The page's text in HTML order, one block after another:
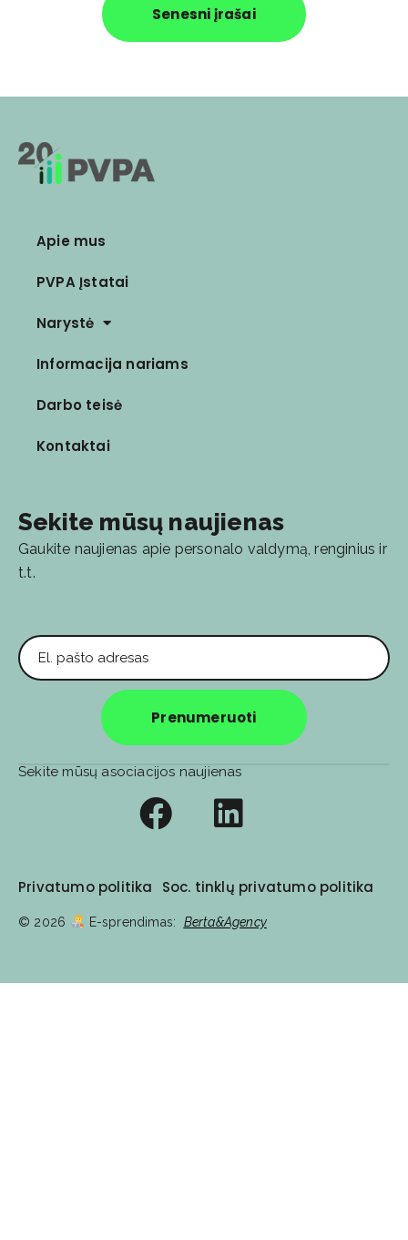
Senesni įrašai
Apie mus
PVPA Įstatai
Narystė
Informacija nariams
Darbo teisė
Kontaktai
Sekite mūsų naujienas
Gaukite naujienas apie personalo valdymą, renginius ir
t.t.
Prenumeruoti
Privatumo politika Soc. tinklų privatumo politika
© 2026 E-sprendimas: Berta&Agency
Sekite mūsų asociacijos naujienas